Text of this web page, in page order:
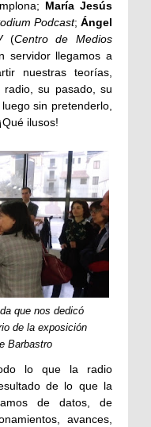
María Jesús
Podcast;Ángel
(Centro de Medios
servidor llegamos a
nuestras teorías,
su pasado, su
sin pretenderlo,
ilusos!
que nos dedicó
de la exposición
Barbastro
lo que la radio
de lo que la
de datos, de
avances,